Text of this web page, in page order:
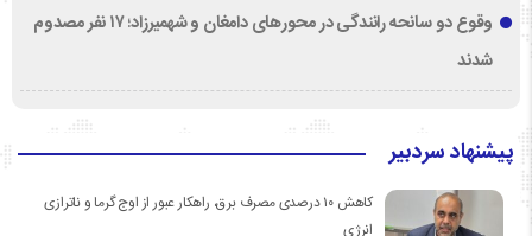
وقوع دو سانحه رانندگی در محورهای دامغان و شهمیرزاد؛ ۱۷ نفر مصدوم
شدند
پیشنهاد سردبیر
کاهش ۱۰ درصدی مصرف برق، راهکار عبور از اوج گرما و ناترازی
انرژی